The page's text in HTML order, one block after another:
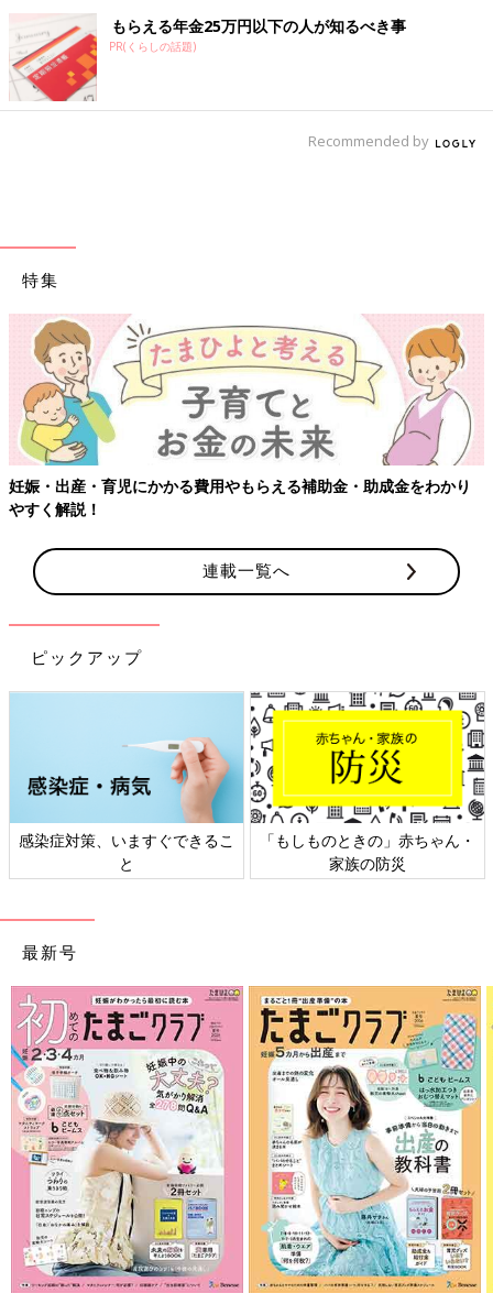
もらえる年金25万円以下の人が知るべき事
PR(くらしの話題)
Recommended by
特集
妊娠・出産・育児にかかる費用やもらえる補助金・助成金をわかり
やすく解説！
連載一覧へ
ピックアップ
感染症対策、いますぐできるこ
と
「もしものときの」赤ちゃん・
家族の防災
最新号